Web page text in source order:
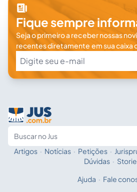
Fique sempre
Seja o primeiro a receber nossas
recentes diretamente em sua caixa
Fale com a IA
Artigos · Notícias · Petições ·
Dúvidas ·
Ajuda · Fale